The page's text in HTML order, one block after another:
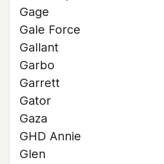
Gage
Gale Force
Gallant
Garbo
Garrett
Gator
Gaza
GHD Annie
Glen